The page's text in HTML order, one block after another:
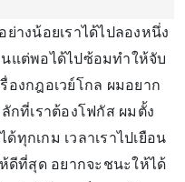
ย่างน้อยเราได้ไปลองหนึ่ง
นแต่พอได้ไปซ้อมทำให้จับ
องกฎอเวย์โกล ผมอยาก
กที่เราต้องโฟกัส ผมตั้ง
ทุกเกม เวลาเราไปเยือน
ดีที่สุด อยากจะชนะให้ได้